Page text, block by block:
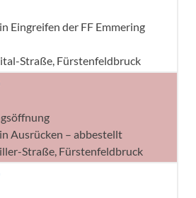
Eingreifen der FF Emmering
Straße, Fürstenfeldbruck
Ausrücken – abbestellt
Straße, Fürstenfeldbruck